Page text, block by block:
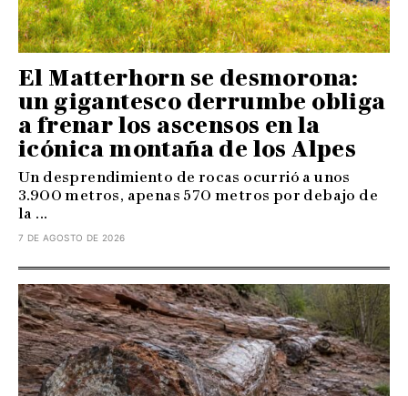
El Matterhorn se desmorona:
un gigantesco derrumbe obliga
a frenar los ascensos en la
icónica montaña de los Alpes
Un desprendimiento de rocas ocurrió a unos
3.900 metros, apenas 570 metros por debajo de
la ...
7 DE AGOSTO DE 2026